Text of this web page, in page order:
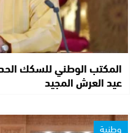
المكتب الوطني للسكك
عيد العرش المجيد
وطنية